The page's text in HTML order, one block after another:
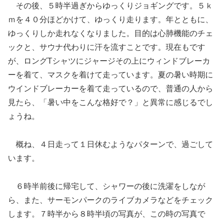
その後、５時半過ぎからゆっくりジョギングです。５ｋ
ｍを４０分ほどかけて、ゆっくり走ります。年とともに、
ゆっくりしか走れなくなりました。目的は心肺機能のチェ
ックと、サウナ代わりに汗を流すことです。現在もです
が、ロングTシャツにジャージその上にウィンドブレーカ
ーを着て、マスクを着けて走っています。夏の暑い時期に
ウインドブレーカーを着て走っているので、普通の人から
見たら、「暑い中をこんな格好で？」と異常に感じるでし
ょうね。
概ね、４日走って１日休むようなパターンで、過ごして
います。
６時半前後に帰宅して、シャワーの後に洗濯をしなが
ら、また、サーモンパークのライブカメラなどをチェック
します。７時半から８時半頃の写真が、この時の写真で